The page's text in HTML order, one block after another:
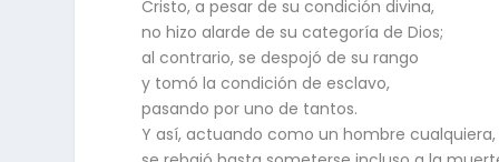
Cristo, a pesar de su condición divina,
no hizo alarde de su categoría de Dios;
al contrario, se despojó de su rango
y tomó la condición de esclavo,
pasando por uno de tantos.
Y así, actuando como un hombre cualquiera,